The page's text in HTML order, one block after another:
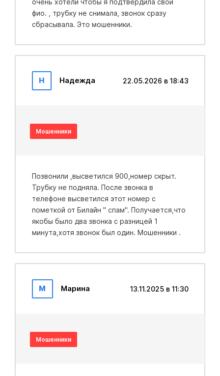
фио. , трубку не снимала, звонок сразу
сбрасывала. Это мошенники.
Н Надежда 22.05.2026 в 18:43
Мошенники
Позвонили ,высветился 900,номер скрыт.
Трубку не подняла. После звонка в
телефоне высветился этот номер с
пометкой от Билайн " спам". Получается,что
якобы было два звонка с разницей 1
минута,хотя звонок был один. Мошенники .
М Марина 13.11.2025 в 11:30
Мошенники